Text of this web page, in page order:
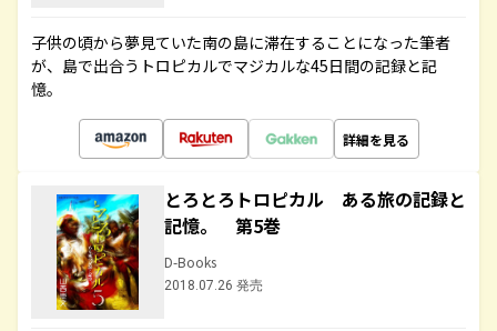
子供の頃から夢見ていた南の島に滞在することになった筆者
が、島で出合うトロピカルでマジカルな45日間の記録と記
憶。
詳細を見る
とろとろトロピカル ある旅の記録と
記憶。 第5巻
D-Books
2018.07.26 発売